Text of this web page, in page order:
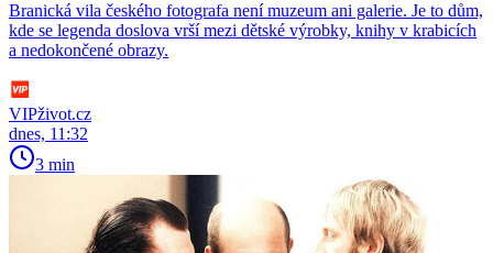
Branická vila českého fotografa není muzeum ani galerie. Je to dům,
kde se legenda doslova vrší mezi dětské výrobky, knihy v krabicích
a nedokončené obrazy.
VIPživot.cz
dnes, 11:32
3 min